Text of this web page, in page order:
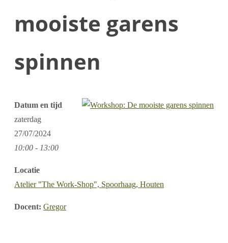
mooiste garens
spinnen
Datum en tijd
zaterdag
27/07/2024
10:00 - 13:00
Locatie
Atelier "The Work-Shop", Spoorhaag, Houten
Docent: Gregor